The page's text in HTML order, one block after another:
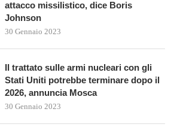
attacco missilistico, dice Boris
Johnson
30 Gennaio 2023
Il trattato sulle armi nucleari con gli
Stati Uniti potrebbe terminare dopo il
2026, annuncia Mosca
30 Gennaio 2023